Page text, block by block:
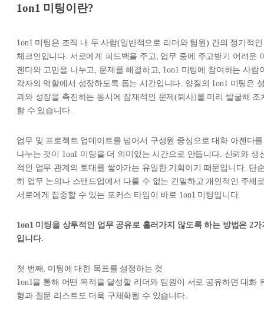
1on1 미팅이란?
1on1 미팅은 조직 내 두 사람(일반적으로 리더와 팀원) 간의 정기적인
체크인입니다. 서로에게 피드백을 주고, 업무 중에 주고받기 어려운
젠다와 고민을 나누고, 문제를 해결하고, 1on1 미팅에 참여하는 사람
각자의 역할에서 성장하도록 돕는 시간입니다. 양질의 1on1 미팅은
과와 성장을 촉진하는 동시에 잠재적인 문제(퇴사)를 미리 발굴해 조
할 수 있습니다.
업무 및 프로젝트 업데이트를 넘어서 구성원 중심으로 대화 아젠다를
나누는 것이 1on1 미팅을 더 의미있는 시간으로 만듭니다. 신뢰와 생
적인 업무 관계의 토대를 쌓아가는 유일한 기회이기 때문입니다. 단
히 업무 논의나 스탠드업에서 다룰 수 없는 긴밀하고 개인적인 주제
서로에게 집중할 수 있는 포커스 타임이 바로 1on1 미팅입니다.
1on1 미팅을 상투적인 업무 공유로 흘러가지 않도록 하는 방법은 2가
입니다.
첫 번째, 미팅에 대한 목표를 설정하는 것
1on1을 통해 어떤 목적을 달성할 리더와 팀원이 서로 공유하면 대화
형과 질문 리스트도 더욱 구체화될 수 있습니다.